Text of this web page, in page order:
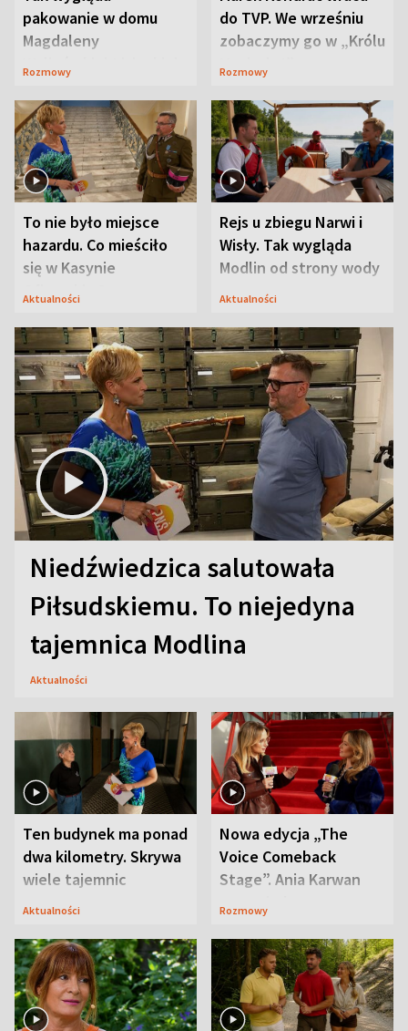
pakowanie w domu
Magdaleny
Waligórskiej-Lisieckiej.
Rozmowy
do TVP. We wrześniu
zobaczymy go w „Królu
Maciusiu I”
Rozmowy
To nie było miejsce
hazardu. Co mieściło
się w Kasynie
Oficerskim?
Aktualności
Rejs u zbiegu Narwi i
Wisły. Tak wygląda
Modlin od strony wody
Aktualności
Niedźwiedzica salutowała
Piłsudskiemu. To niejedyna
tajemnica Modlina
Aktualności
Ten budynek ma ponad
dwa kilometry. Skrywa
wiele tajemnic
Aktualności
Nowa edycja „The
Voice Comeback
Stage”. Ania Karwan
zapowiada
Rozmowy